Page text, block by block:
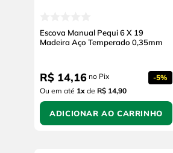
Escova Manual Pequi 6 X 19
Madeira Aço Temperado 0,35mm
R$ 14,16 no Pix -5%
Ou em até 1x de R$ 14,90
ADICIONAR AO CARRINHO